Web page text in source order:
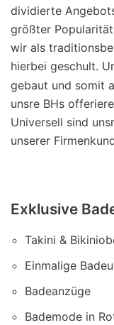
dividierte
größter
wir als
hierbei geschult.
gebaut und somit
unsre BHs
Universell sind
unserer
Exklusive
Takini &
Einmalige
Badeanzüge
Bademode in